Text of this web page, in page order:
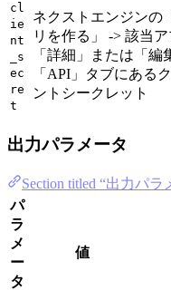
cl
ie
nt
_s
ec
re
t
ネクストエンジンの
リを作る」 -> 該当
「詳細」または「編
「API」タブにある
ントシークレット
出力パラメータ
Section titled “出力パラ
パ
ラ
メ
ー
タ
値